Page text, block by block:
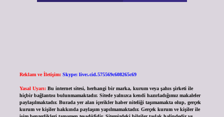
Reklam ve İletişim: Skype: live:.cid.575569c608265c69
Yasal Uyarı: Bu internet sitesi, herhangi bir marka, kurum veya şahıs şirketi ile
hiçbir bağlantısı bulunmamaktadır. Sitede yalnızca kendi hazırladığımız makaleler
paylaşılmaktadır. Burada yer alan içerikler haber niteliği taşımamakta olup, gerçek
kurum ve kişiler hakkında paylaşım yapılmamaktadır. Gerçek kurum ve kişiler ile